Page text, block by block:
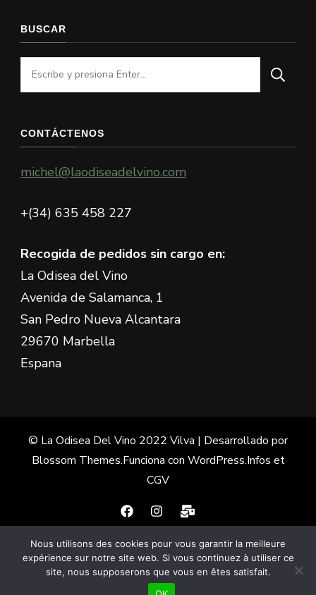
BUSCAR
¿Buscas
algo?
CONTÁCTENOS
michel@laodiseadelvino.com
+(34) 635 458 227
Recogida de pedidos sin cargo en:
La Odisea del Vino
Avenida de Salamanca, 1
San Pedro Nueva Alcantara
29670 Marbella
Espana
© La Odisea Del Vino 2022 Vilva | Desarrollado por
Blossom Themes.Funciona con WordPress.Infos et
CGV
Français(Francés)
Español
English( Inglés)
Nous utilisons des cookies pour vous garantir la meilleure
expérience sur notre site web. Si vous continuez à utiliser ce
site, nous supposerons que vous en êtes satisfait.